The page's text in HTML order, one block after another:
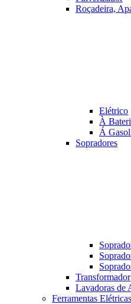
Roçadeira,
Elétrico
À
Á
Sopradores
Transformador
Lavadoras de
Ferramentas Elétricas